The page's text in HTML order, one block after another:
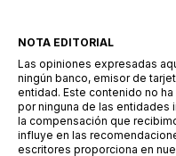
NOTA EDITORIAL
Las opiniones expresadas
ningún banco, emisor de
entidad. Este contenido no
por ninguna de las entidades
la compensación que
influye en las
escritores proporciona en